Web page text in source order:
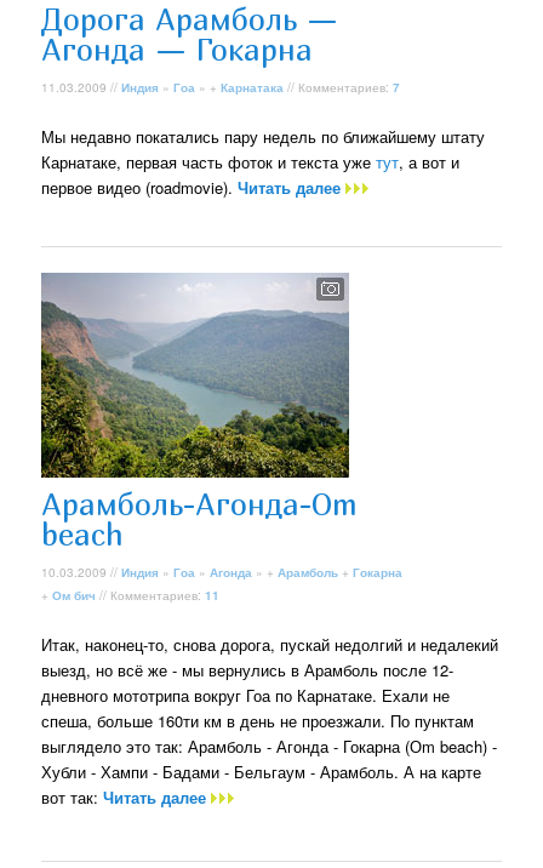
Дорога Арамболь —
Агонда — Гокарна
11.03.2009 //Индия »Гоа » +Карнатака // Комментариев:7
Мы недавно покатались пару недель по ближайшему штату
Карнатаке, первая часть фоток и текста ужетут, а вот и
первое видео (roadmovie).Читать далее
Арамболь-Агонда-Om
beach
10.03.2009 //Индия »Гоа »Агонда » +Арамболь +Гокарна
+Ом бич // Комментариев:11
Итак, наконец-то, снова дорога, пускай недолгий и недалекий
выезд, но всё же - мы вернулись в Арамболь после 12-
дневного мототрипа вокруг Гоа по Карнатаке. Ехали не
спеша, больше 160ти км в день не проезжали. По пунктам
выглядело это так: Арамболь - Агонда - Гокарна (Оm beach) -
Хубли - Хампи - Бадами - Бельгаум - Арамболь. А на карте
вот так:Читать далее